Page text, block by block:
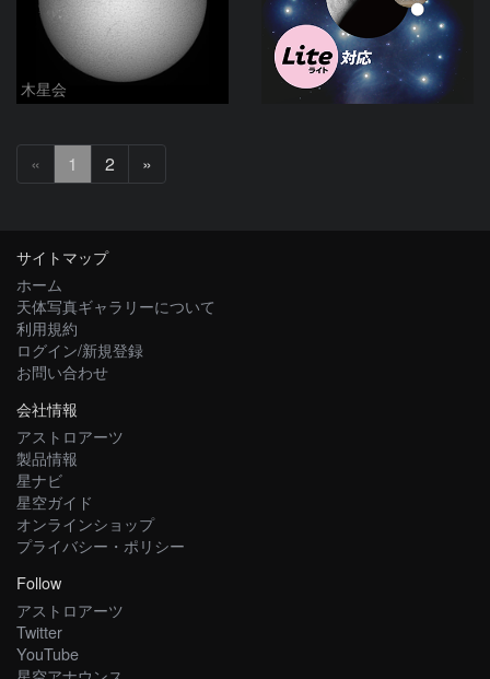
木星会
« 1 2 »
へ
サイトマップ
ホーム
天体写真ギャラリーについて
利用規約
ログイン/新規登録
お問い合わせ
会社情報
アストロアーツ
製品情報
星ナビ
星空ガイド
オンラインショップ
プライバシー・ポリシー
Follow
アストロアーツ
Twitter
YouTube